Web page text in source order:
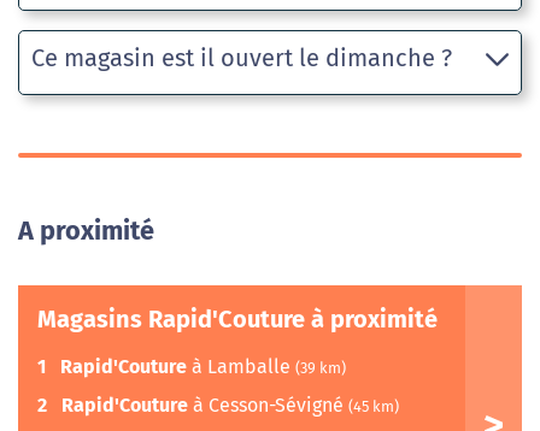
Ce magasin est il ouvert le dimanche ?
A proximité
Magasins Rapid'Couture à proximité
1 Rapid'Couture à Lamballe (39 km)
2 Rapid'Couture à Cesson-Sévigné (45 km)